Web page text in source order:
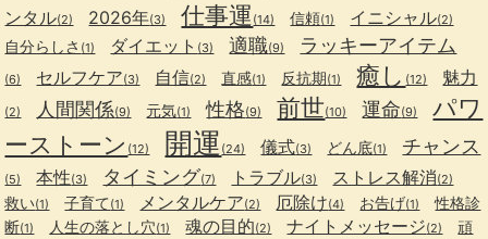
ンタル(2) 2026年(3) 仕事運 (14) 信頼(1) イニシャル(2)
自分らしさ (1) ダイエット (3) 適職(9) ラッキーアイテム
(6) セルフケア(3) 自信(2) 直感(1) 反抗期(1) 癒し (12) 魅力
(2) 人間関係(9) 元気(1) 性格(9) 前世(10) 運命(9)
パワ
ーストーン (12) 開運 (24) 儀式(3) どん底(1) チャンス
(5) 本性(3) タイミング(7) トラブル(3) ストレス解消(2)
救い(1) 子育て(1) メンタルケア(2) 厄除け(4) お告げ(1)
性格診
断(1) 人生の落とし穴(1) 魂の目的(2) ナイトメッセージ(2)
頑